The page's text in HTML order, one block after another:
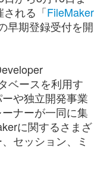
される「FileMaker
早期登録受付を開
ベースを利用す
や独立開発事業
ナーが一同に集
に関するさまざ
セッション、ミ